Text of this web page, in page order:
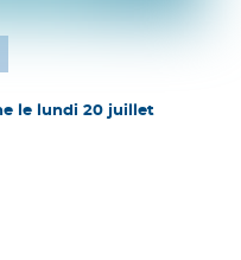
le lundi 20 juillet